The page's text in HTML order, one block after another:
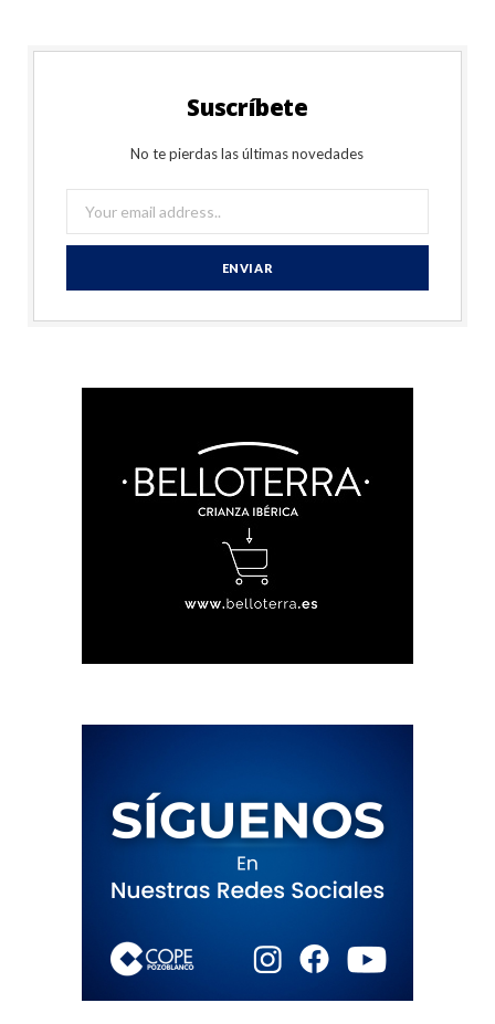
Suscríbete
No te pierdas las últimas novedades